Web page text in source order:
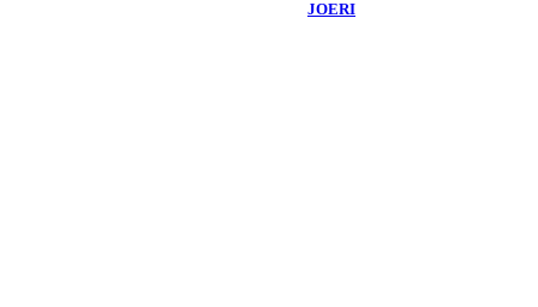
JOERI